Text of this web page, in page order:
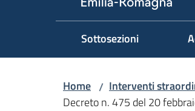
Sottosezioni
Home / Interventi
Decreto n. 475 del 20